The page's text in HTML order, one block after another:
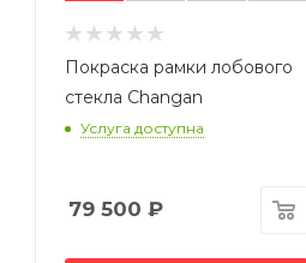
Покраска рамки лобового
стекла Changan
Услуга доступна
79 500 ₽